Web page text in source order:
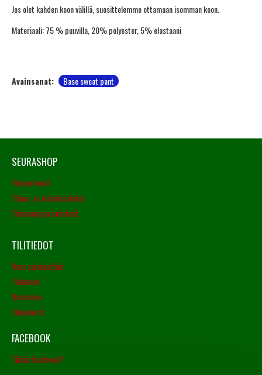
Jos olet kahden koon välillä, suosittelemme ottamaan isomman koon.
Materiaali: 75 % puuvilla, 20% polyester, 5% elastaani
Avainsanat: Base sweat pant
SEURASHOP
Yhteystiedot
Tilaus- ja toimitusehdot
Tietosuoja ja evästeet
TILITIEDOT
Oma asiakastilini
Tilaukset
Uutiskirje
Lahjakortit
FACEBOOK
Tähän facebook?